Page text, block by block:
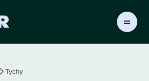
i
Tychy